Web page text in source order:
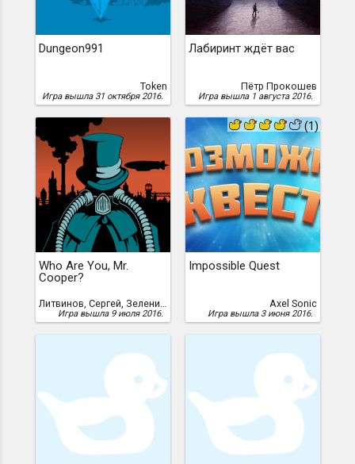
Dungeon991
Token
Игра вышла 31 октября 2016.
Лабиринт ждёт вас
Пётр Прокошев
Игра вышла 1 августа 2016.
Who Are You, Mr.
Cooper?
Литвинов, Сергей, Зеленин, Роман
Игра вышла 9 июля 2016.
(1)
Impossible Quest
Axel Sonic
Игра вышла 3 июня 2016.